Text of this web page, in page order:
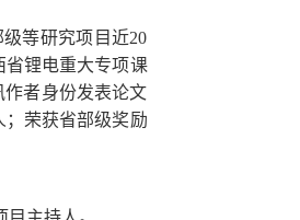
等研究项目近20
省锂电重大专项课
者身份发表论文
；荣获省部级奖励